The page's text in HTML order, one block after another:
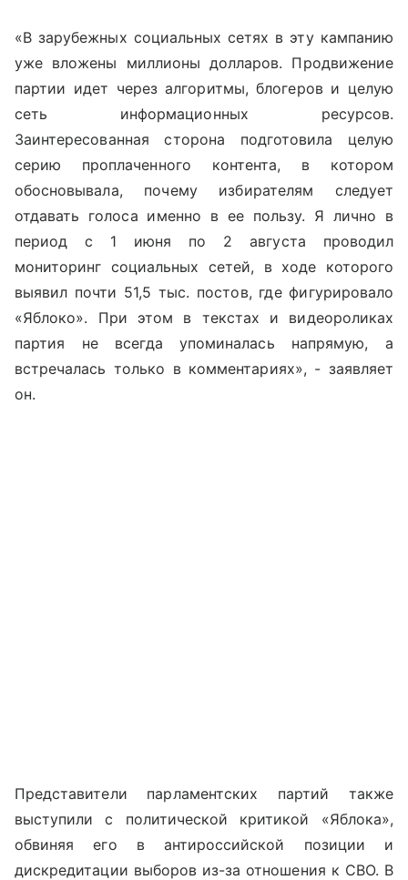
«В зарубежных социальных сетях в эту кампанию
уже вложены миллионы долларов. Продвижение
партии идет через алгоритмы, блогеров и целую
сеть информационных ресурсов.
Заинтересованная сторона подготовила целую
серию проплаченного контента, в котором
обосновывала, почему избирателям следует
отдавать голоса именно в ее пользу. Я лично в
период с 1 июня по 2 августа проводил
мониторинг социальных сетей, в ходе которого
выявил почти 51,5 тыс. постов, где фигурировало
«Яблоко». При этом в текстах и видеороликах
партия не всегда упоминалась напрямую, а
встречалась только в комментариях», - заявляет
он.
Представители парламентских партий также
выступили с политической критикой «Яблока»,
обвиняя его в антироссийской позиции и
дискредитации выборов из-за отношения к СВО. В